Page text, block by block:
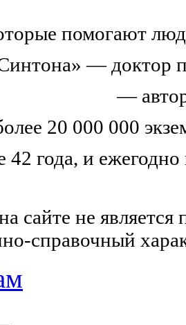
помогают
— доктор
—
20 000 000
года, и
сайте не
справочный